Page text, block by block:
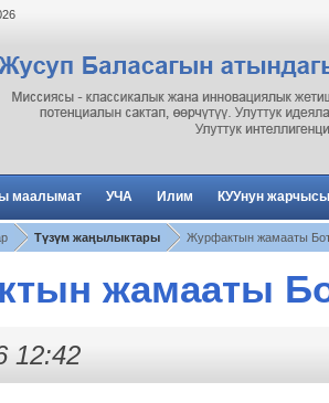
маалымат УЧА Илим КУУнун жарчысы
Түзүм жаңылыктары Журфактын жамааты
жамааты
12:42